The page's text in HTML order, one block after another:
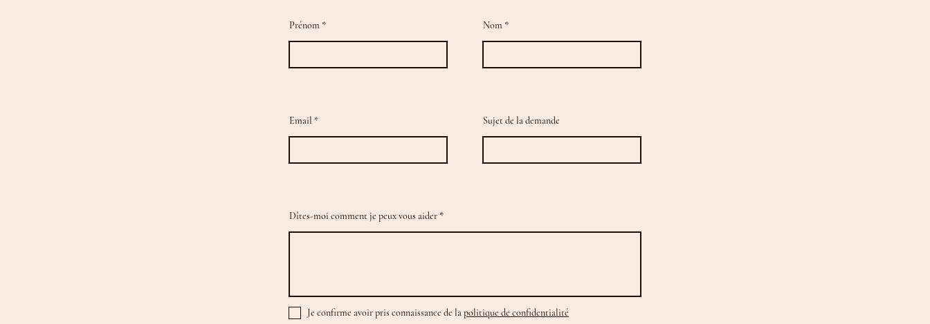
Prénom Nom
Email Sujet de la demande
Dîtes-moi comment je peux vous aider
Je confirme avoir pris connaissance de lapolitique de confidentialité